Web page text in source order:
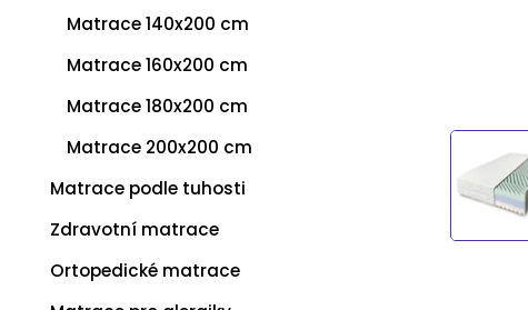
Matrace 140x200 cm
Matrace 160x200 cm
Matrace 180x200 cm
Matrace 200x200 cm
Matrace podle tuhosti
Zdravotní matrace
Ortopedické matrace